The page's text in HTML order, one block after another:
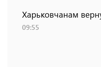
Харьковчанам
09:55